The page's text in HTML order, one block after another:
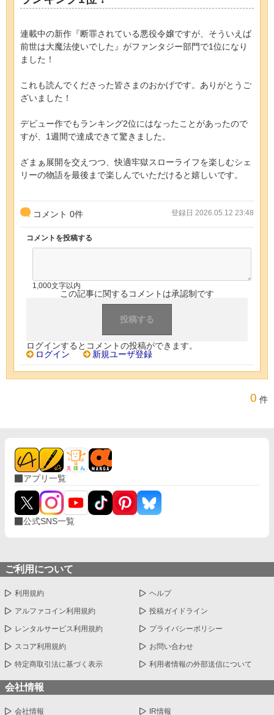
連載中の新作『断罪されている悪役令嬢ですが、そういえば
前世は大魔法使いでした』がファンタジー部門で1位になり
ました！
これも読んでくださった皆さまのおかげです。ありがとうご
ざいました！
デビュー作でもランキング2位にはなったことがあったので
すが、1週間で達成できて驚きました。
ざまぁ展開を交えつつ、快適牢獄スローライフを楽しむシェ
リーの物語を最後まで楽しんでいただけると嬉しいです。
コメント 0件 登録日 2026.05.12 23:48
コメントを投稿する
1,000文字以内
この記事に関するコメントは承認制です
ログインするとコメントの投稿ができます。
ログイン
新規ユーザ登録
0 件
アプリ一覧
公式SNS一覧
ご利用について
利用規約 ヘルプ
アルファコイン利用規約 投稿ガイドライン
レンタルサービス利用規約 プライバシーポリシー
スコア利用規約 お問い合わせ
特定商取引法に基づく表示 利用者情報の外部送信について
会社情報
会社情報 IR情報